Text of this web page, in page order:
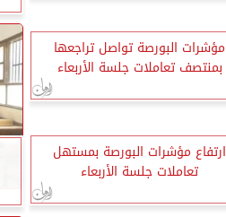
مؤشرات البورصة تواصل تراجعها
بمنتصف تعاملات جلسة الأربعاء
ارتفاع مؤشرات البورصة بمستهل
تعاملات جلسة الأربعاء